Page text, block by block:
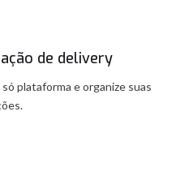
de delivery
plataforma e organize suas